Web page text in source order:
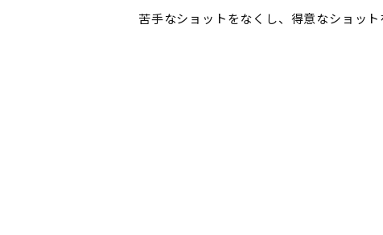
苦手なショットをなくし、得意なショット